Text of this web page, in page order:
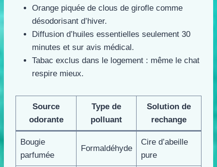
Orange piquée de clous de girofle comme
désodorisant d’hiver.
Diffusion d’huiles essentielles seulement 30
minutes et sur avis médical.
Tabac exclus dans le logement : même le chat
respire mieux.
Source
odorante
Type de
polluant
Solution de
rechange
Bougie
parfumée
Formaldéhyde
Cire d’abeille
pure